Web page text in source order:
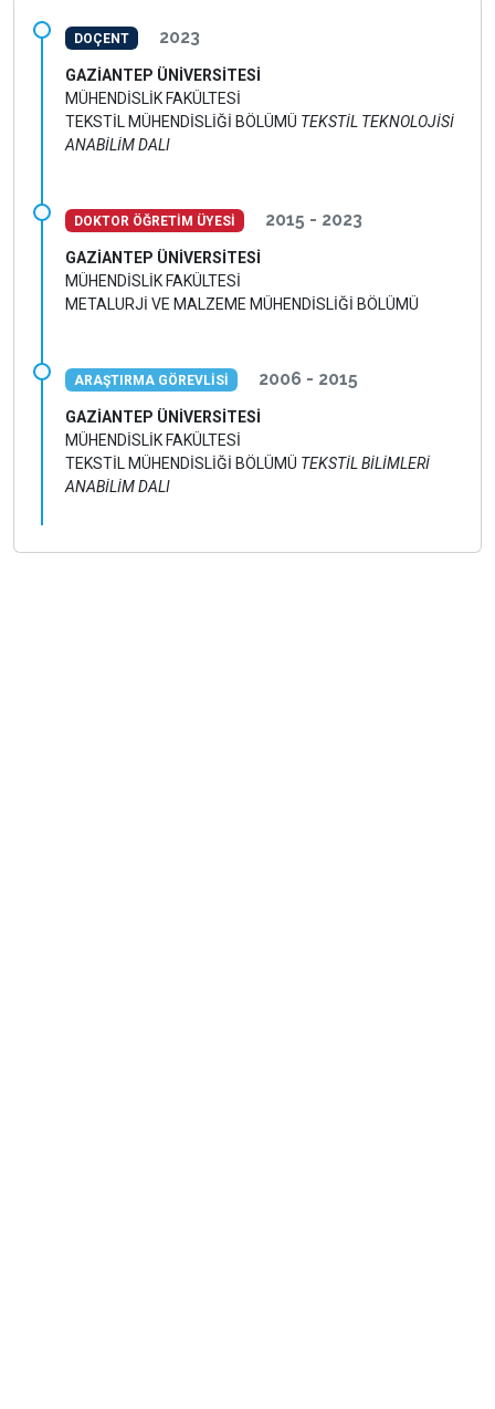
DOÇENT 2023
GAZİANTEP ÜNİVERSİTESİ
MÜHENDİSLİK FAKÜLTESİ
TEKSTİL MÜHENDİSLİĞİ BÖLÜMÜ TEKSTİL TEKNOLOJİSİ
ANABİLİM DALI
DOKTOR ÖĞRETİM ÜYESİ 2015 - 2023
GAZİANTEP ÜNİVERSİTESİ
MÜHENDİSLİK FAKÜLTESİ
METALURJİ VE MALZEME MÜHENDİSLİĞİ BÖLÜMÜ
ARAŞTIRMA GÖREVLİSİ 2006 - 2015
GAZİANTEP ÜNİVERSİTESİ
MÜHENDİSLİK FAKÜLTESİ
TEKSTİL MÜHENDİSLİĞİ BÖLÜMÜ TEKSTİL BİLİMLERİ
ANABİLİM DALI